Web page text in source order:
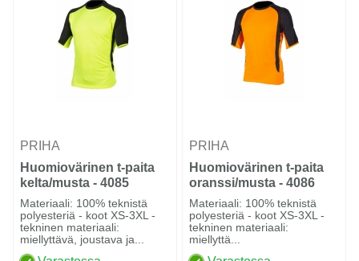
PRIHA
Huomiovärinen t-paita
kelta/musta - 4085
Materiaali: 100% teknistä
polyesteriä - koot XS-3XL -
tekninen materiaali:
miellyttävä, joustava ja...
PRIHA
Huomiovärinen t-paita
oranssi/musta - 4086
Materiaali: 100% teknistä
polyesteriä - koot XS-3XL -
tekninen materiaali:
miellyttä...